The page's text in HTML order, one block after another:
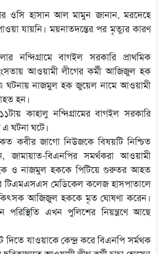
ওসি হাসান আল মামুন জানান, মরদেহে
যায়নি। ময়নাতদন্তের পর মৃত্যুর কারণ
নন্দিগ্রামে বাগইল সরকারি প্রাথমিক
আওয়ামী লীগের কর্মী আজিজুল হক
ঘটনায় নাজমুল হক জুয়েল নামে আওয়ামী
হন।
কাহালু নন্দিগ্রামের বাগইল সরকারি
এ ঘটনা ঘটে।
কবীর জাগো নিউজকে বিষয়টি নিশ্চিত
জামায়াত-বিএনপির সমর্থকরা আওয়ামী
ও নাজমুল হককে পিটিয়ে গুরুতর আহত
টিএমএসএস মেডিকেল কলেজ হাসপাতালে
আজিজুল হককে মৃত ঘোষণা করেন।
পরিস্থিতি এখন পুলিশের নিয়ন্ত্রণে আছে
দিতে যাওয়াকে কেন্দ্র করে বিএনপি সর্মথক